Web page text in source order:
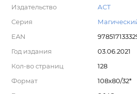
Издательство
АСТ
Серия
EAN
Год издания
03.06.2021
Кол-во страниц
128
Формат
108x80/32*